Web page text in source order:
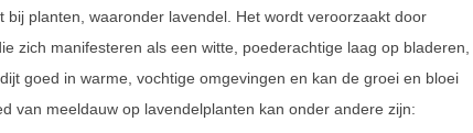
planten, waaronder lavendel. Het wordt veroorzaakt door
zich manifesteren als een witte, poederachtige laag op bladeren,
goed in warme, vochtige omgevingen en kan de groei en bloei
van meeldauw op lavendelplanten kan onder andere zijn: